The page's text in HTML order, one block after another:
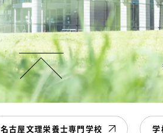
名古屋文理栄養士専門学校 学